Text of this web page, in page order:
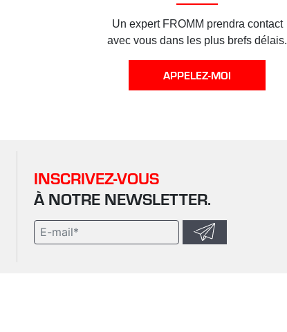
Un expert FROMM prendra contact
avec vous dans les plus brefs délais.
APPELEZ-MOI
INSCRIVEZ-VOUS
À NOTRE NEWSLETTER.